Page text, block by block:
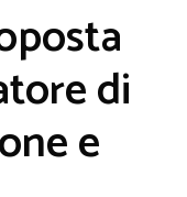
di
e